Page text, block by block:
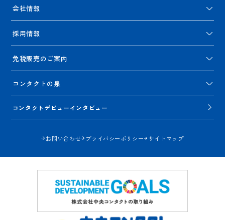
会社情報
採用情報
免税販売のご案内
コンタクトの泉
コンタクトデビューインタビュー
お問い合わせ プライバシーポリシー サイトマップ